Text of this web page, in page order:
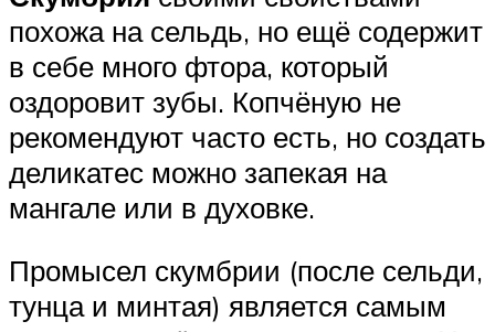
похожа на сельдь, но ещё содержит
в себе много фтора, который
оздоровит зубы. Копчёную не
рекомендуют часто есть, но создать
деликатес можно запекая на
мангале или в духовке.
Промысел скумбрии (после сельди,
тунца и минтая) является самым